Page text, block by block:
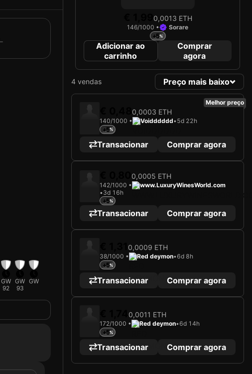
GW
92
GW
93
GW
0,0013 ETH
146/1000 • Sorare
+5
Adicionar ao
carrinho
Comprar
agora
4 vendas Preço mais baixo
Melhor preço
0,0003 ETH
140/1000 • Voidddddd•5d 22h
+5
Transacionar Comprar agora
0,0005 ETH
142/1000 •
www.LuxuryWinesWorld.com
•3d 16h
+5
Transacionar Comprar agora
0,0009 ETH
38/1000 • Red deymon•6d 8h
+5
Transacionar Comprar agora
0,0011 ETH
172/1000 • Red deymon•6d 14h
+5
Transacionar Comprar agora